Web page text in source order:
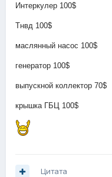
Интеркулер 100$
Тнвд 100$
маслянный насос 100$
генератор 100$
выпускной коллектор 70$
крышка ГБЦ 100$
Цитата